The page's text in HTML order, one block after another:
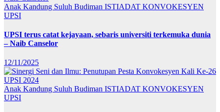
Anak Kandung Suluh Budiman ISTIADAT KONVOKESYEN
UPSI
UPSI terus catat kejayaan, sebaris universiti terkemuka dunia
– Naib Canselor
12/11/2025
Anak Kandung Suluh Budiman ISTIADAT KONVOKESYEN
UPSI